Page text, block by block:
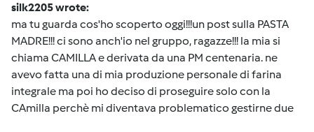
silk2205 wrote:
ma tu guarda cos'ho scoperto oggi!!!un post sulla PASTA
MADRE!!! ci sono anch'io nel gruppo, ragazze!!! la mia si
chiama CAMILLA e derivata da una PM centenaria. ne
avevo fatta una di mia produzione personale di farina
integrale ma poi ho deciso di proseguire solo con la
CAmilla perchè mi diventava problematico gestirne due